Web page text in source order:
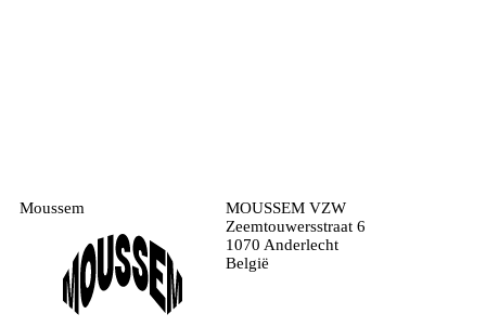
Moussem
MOUSSEM VZW
Zeemtouwersstraat 6
1070 Anderlecht
België